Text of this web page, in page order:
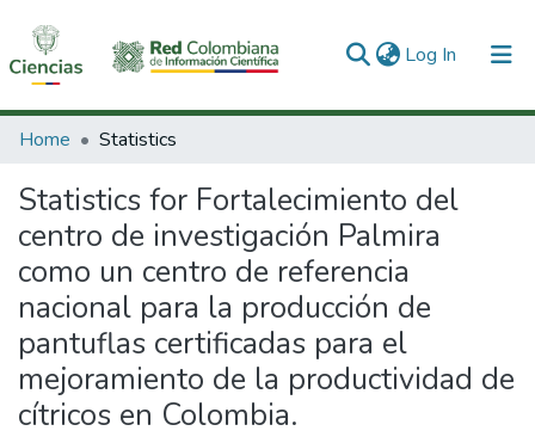
Log In (current)
Communities & Collections
All of DSpace
Home Statistics
Statistics for Fortalecimiento del
centro de investigación Palmira
como un centro de referencia
nacional para la producción de
pantuflas certificadas para el
mejoramiento de la productividad de
cítricos en Colombia.